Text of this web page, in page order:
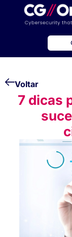
Voltar
7 dicas